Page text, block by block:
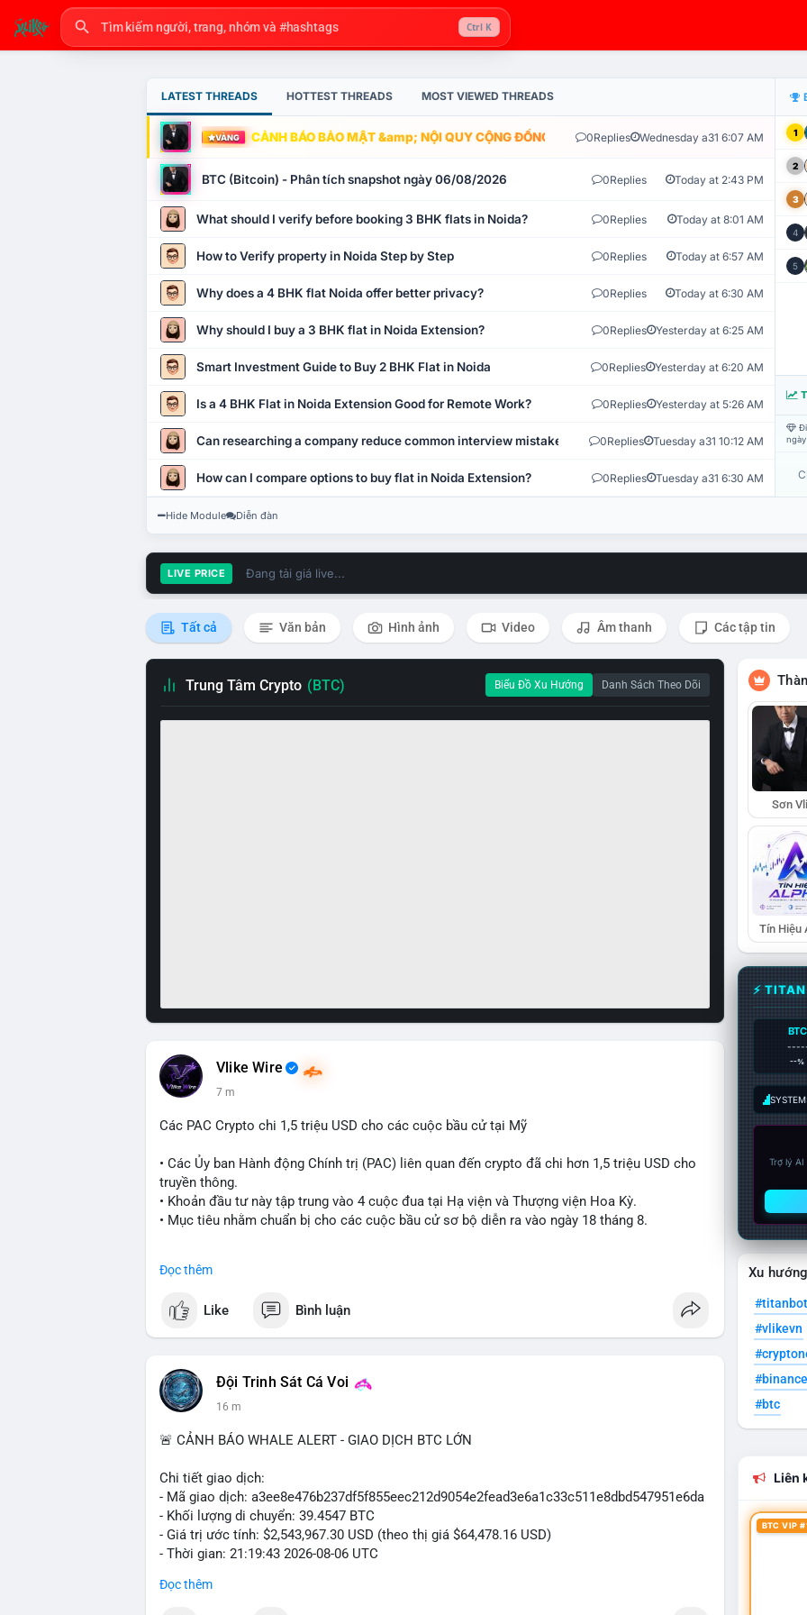
Ctrl K
LATEST THREADS HOTTEST THREADS MOST VIEWED THREADS
VÀNG CẢNH BÁO BẢO MẬT &amp; NỘI QUY CỘNG ĐỒNG VLIKE.VN: HỆ THỐNG GIÁM SÁT TỰ
0Replies Wednesday a31 6:07 AM
BTC (Bitcoin) - Phân tích snapshot ngày 06/08/2026 0Replies Today at 2:43 PM
What should I verify before booking 3 BHK flats in Noida? 0Replies Today at 8:01 AM
How to Verify property in Noida Step by Step 0Replies Today at 6:57 AM
Why does a 4 BHK flat Noida offer better privacy? 0Replies Today at 6:30 AM
Why should I buy a 3 BHK flat in Noida Extension? 0Replies Yesterday at 6:25 AM
Smart Investment Guide to Buy 2 BHK Flat in Noida 0Replies Yesterday at 6:20 AM
Is a 4 BHK Flat in Noida Extension Good for Remote Work? 0Replies Yesterday at 5:26 AM
Can researching a company reduce common interview mistakes? 0Replies Tuesday a31 10:12 AM
How can I compare options to buy flat in Noida Extension? 0Replies Tuesday a31 6:30 AM
1
2
3
4
5
Hide Module Diễn đàn
LIVE PRICE Đang tải giá live...
Tất cả Văn bản Hình ảnh Video Âm thanh Các tập tin
Trung Tâm Crypto (BTC) Biểu Đồ Xu Hướng Danh Sách Theo Dõi
Vlike Wire
7 m
Các PAC Crypto chi 1,5 triệu USD cho các cuộc bầu cử tại Mỹ
• Các Ủy ban Hành động Chính trị (PAC) liên quan đến crypto đã chi hơn 1,5 triệu USD cho
truyền thông.
• Khoản đầu tư này tập trung vào 4 cuộc đua tại Hạ viện và Thượng viện Hoa Kỳ.
• Mục tiêu nhằm chuẩn bị cho các cuộc bầu cử sơ bộ diễn ra vào ngày 18 tháng 8.
#vlikevn #titanbot
📰 Nguồn: Cointelegraph
Đọc thêm
Like Bình luận
Đội Trinh Sát Cá Voi
16 m
🚨 CẢNH BÁO WHALE ALERT - GIAO DỊCH BTC LỚN
Chi tiết giao dịch:
- Mã giao dịch: a3ee8e476b237df5f855eec212d9054e2fead3e6a1c33c511e8dbd547951e6da
- Khối lượng di chuyển: 39.4547 BTC
- Giá trị ước tính: $2,543,967.30 USD (theo thị giá $64,478.16 USD)
- Thời gian: 21:19:43 2026-08-06 UTC
Nhận định phân tích:
Đọc thêm
Sơn
Tín Hiệu
⚡
BTC
--%
Trợ lý
Xu
#titanbot
#vlikevn
#btc
Liên
BTC VIP